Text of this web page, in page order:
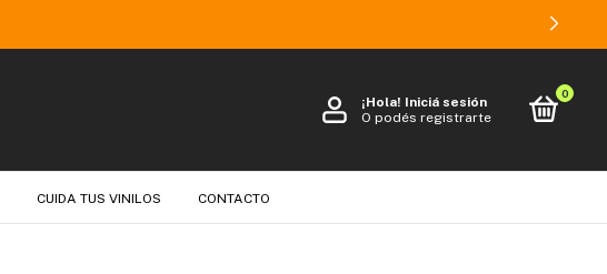
¡Hola! Iniciá sesión
O podés registrarte
0
CUIDA TUS VINILOS CONTACTO